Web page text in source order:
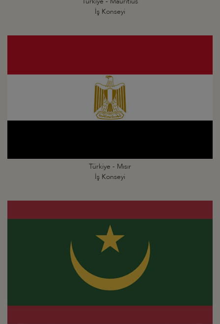
İş Konseyi
Türkiye - Mısır
İş Konseyi